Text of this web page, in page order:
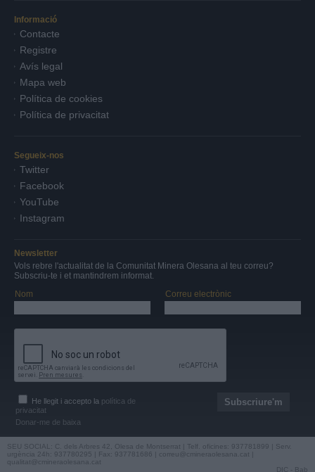
Newsletter
Vols rebre l'actualitat de la Comunitat Minera Olesana al teu correu?
Subscriu-te i et mantindrem informat.
Nom
Correu electrònic
He llegit i accepto la política de
privacitat
Donar-me de baixa
Informació
Contacte
Registre
Avís legal
Mapa web
Política de cookies
Política de privacitat
Segueix-nos
Twitter
Facebook
YouTube
Instagram
SEU SOCIAL: C. dels Arbres 42, Olesa de Montserrat | Telf. oficines: 937781899 | Serv.
urgència 24h: 937780295 | Fax: 937781686 |
correu@cmineraolesana.cat
qualitat@cmineraolesana.cat
DIC
Bab